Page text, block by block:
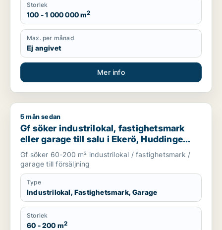
Storlek
100 - 1 000 000 m2
Max. per månad
Ej angivet
Mer info
Gf söker industrilokal, fastighetsmark eller garage till salu i
5 mån sedan
Gf söker industrilokal, fastighetsmark
eller garage till salu i Ekerö, Huddinge
eller Botkyrka m.fl.
Gf söker 60-200 m² industrilokal / fastighetsmark /
garage till försäljning
Type
Industrilokal, Fastighetsmark, Garage
Storlek
60 - 200 m2